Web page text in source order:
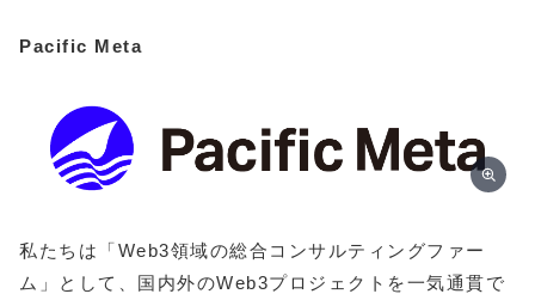
Pacific Meta
私たちは「Web3領域の総合コンサルティングファー
ム」として、国内外のWeb3プロジェクトを一気通貫で